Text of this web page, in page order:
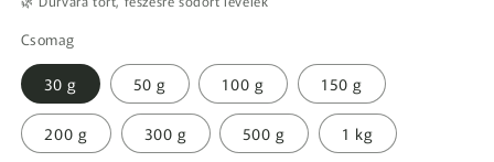
Csomag
30 g 50 g 100 g 150 g
200 g 300 g 500 g 1 kg